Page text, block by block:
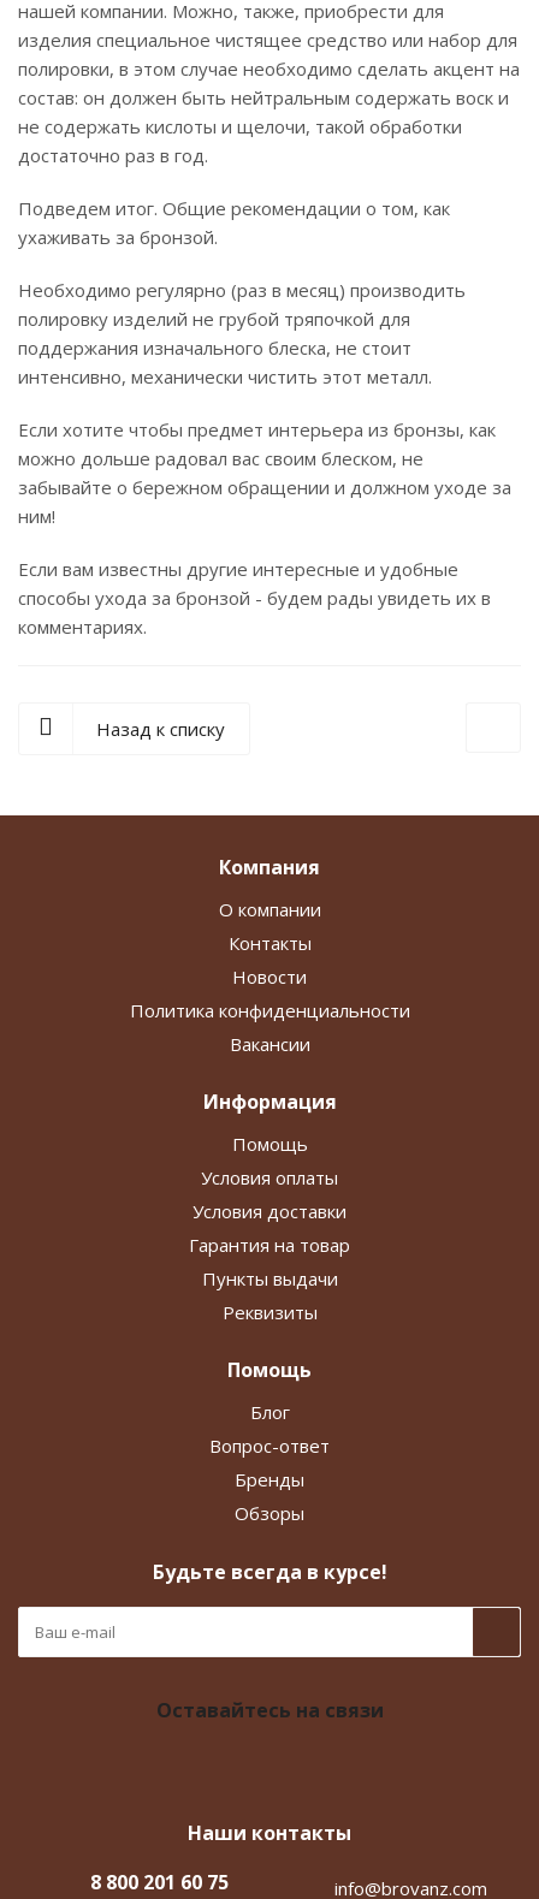
нашей компании. Можно, также, приобрести для
изделия специальное чистящее средство или набор для
полировки, в этом случае необходимо сделать акцент на
состав: он должен быть нейтральным содержать воск и
не содержать кислоты и щелочи, такой обработки
достаточно раз в год.
Подведем итог. Общие рекомендации о том, как
ухаживать за бронзой.
Необходимо регулярно (раз в месяц) производить
полировку изделий не грубой тряпочкой для
поддержания изначального блеска, не стоит
интенсивно, механически чистить этот металл.
Если хотите чтобы предмет интерьера из бронзы, как
можно дольше радовал вас своим блеском, не
забывайте о бережном обращении и должном уходе за
ним!
Если вам известны другие интересные и удобные
способы ухода за бронзой - будем рады увидеть их в
комментариях.
Назад к списку
Компания
О компании
Контакты
Новости
Политика конфиденциальности
Вакансии
Информация
Помощь
Условия оплаты
Условия доставки
Гарантия на товар
Пункты выдачи
Реквизиты
Помощь
Блог
Вопрос-ответ
Бренды
Обзоры
Будьте всегда в курсе!
Оставайтесь на связи
Наши контакты
8 800 201 60 75
info@brovanz.com